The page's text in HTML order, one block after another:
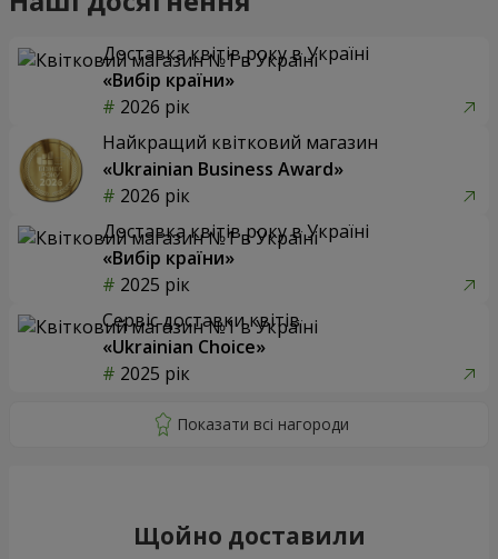
Доставка квітів року в Україні
«Вибір країни»
2026 рік
Найкращий квітковий магазин
«Ukrainian Business Award»
2026 рік
Доставка квітів року в Україні
«Вибір країни»
2025 рік
Сервіс доставки квітів
«Ukrainian Choice»
2025 рік
Щойно доставили